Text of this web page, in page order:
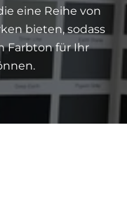
eine Reihe von
bieten, sodass
Farbton für Ihr